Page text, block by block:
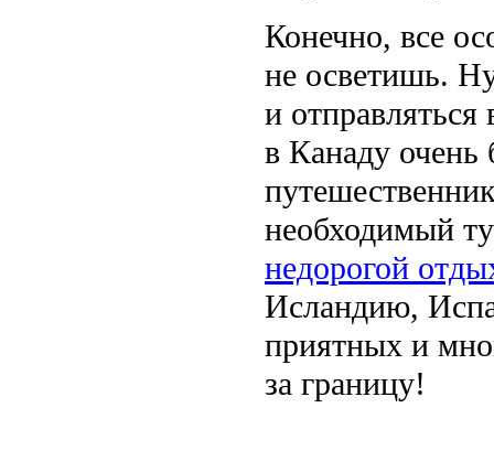
Конечно, все
не осветишь.
и отправляться
в Канаду очень
необходимый
недорогой
Исландию,
приятных и
за границу!